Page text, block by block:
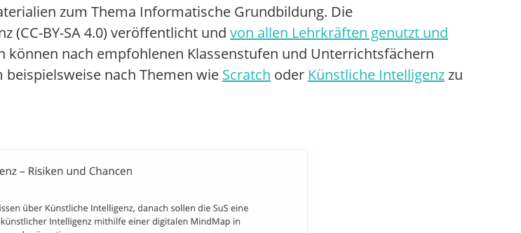
zum Thema Informatische Grundbildung. Die
(CC-BY-SA 4.0) veröffentlicht und von allen Lehrkräften genutzt und
können nach empfohlenen Klassenstufen und Unterrichtsfächern
nach Themen wie Scratch oder Künstliche Intelligenzzu